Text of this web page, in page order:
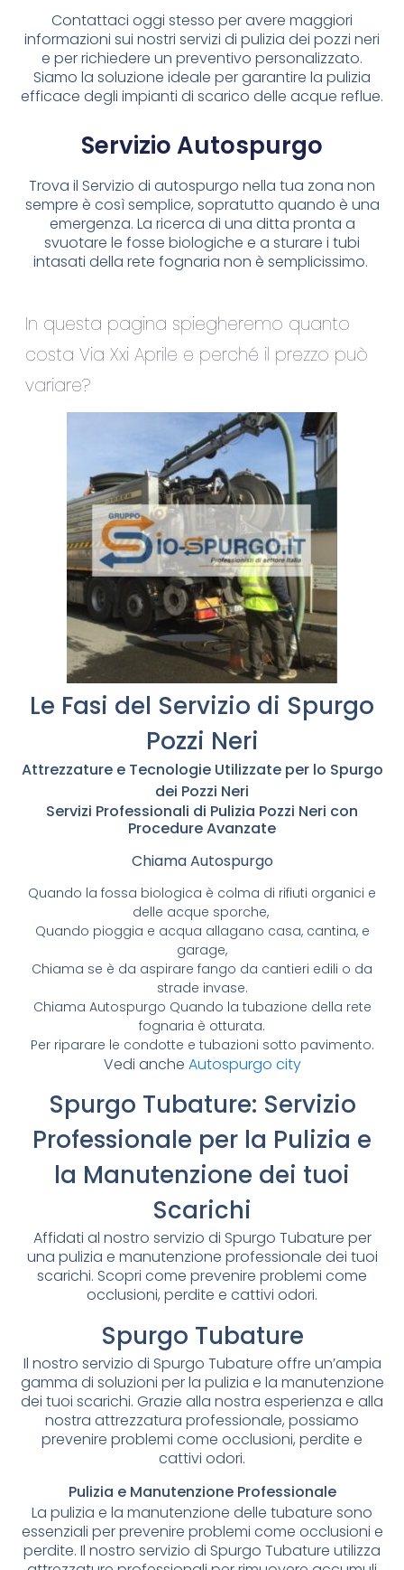
Contattaci oggi stesso per avere maggiori
informazioni sui nostri servizi di pulizia dei pozzi neri
e per richiedere un preventivo personalizzato.
Siamo la soluzione ideale per garantire la pulizia
efficace degli impianti di scarico delle acque reflue.
Servizio Autospurgo
Trova il Servizio di autospurgo nella tua zona non
sempre è così semplice, sopratutto quando è una
emergenza. La ricerca di una ditta pronta a
svuotare le fosse biologiche e a sturare i tubi
intasati della rete fognaria non è semplicissimo.
In questa pagina spiegheremo quanto
costa Via Xxi Aprile e perché il prezzo può
variare?
Le Fasi del Servizio di Spurgo
Pozzi Neri
Attrezzature e Tecnologie Utilizzate per lo Spurgo
dei Pozzi Neri
Servizi Professionali di Pulizia Pozzi Neri con
Procedure Avanzate
Chiama Autospurgo
Quando la fossa biologica è colma di rifiuti organici e
delle acque sporche,
Quando pioggia e acqua allagano casa, cantina, e
garage,
Chiama se è da aspirare fango da cantieri edili o da
strade invase.
Chiama Autospurgo Quando la tubazione della rete
fognaria è otturata.
Per riparare le condotte e tubazioni sotto pavimento.
Vedi anche Autospurgo city
Spurgo Tubature: Servizio
Professionale per la Pulizia e
la Manutenzione dei tuoi
Scarichi
Affidati al nostro servizio di Spurgo Tubature per
una pulizia e manutenzione professionale dei tuoi
scarichi. Scopri come prevenire problemi come
occlusioni, perdite e cattivi odori.
Spurgo Tubature
Il nostro servizio di Spurgo Tubature offre un’ampia
gamma di soluzioni per la pulizia e la manutenzione
dei tuoi scarichi. Grazie alla nostra esperienza e alla
nostra attrezzatura professionale, possiamo
prevenire problemi come occlusioni, perdite e
cattivi odori.
Pulizia e Manutenzione Professionale
La pulizia e la manutenzione delle tubature sono
essenziali per prevenire problemi come occlusioni e
perdite. Il nostro servizio di Spurgo Tubature utilizza